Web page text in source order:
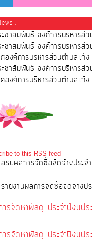
:
ะชาสัมพันธ์ องค์การบริหารส่ว
ะชาสัมพันธ์ องค์การบริหารส่ว
ศองค์การบริหารส่วนตำบล
ะชาสัมพันธ์ องค์การบริหารส่ว
ศองค์การบริหารส่วนตำบล
to this RSS feed
สรุปผลการจัดซื้อจัดจ้างประ
รายงานผลการจัดซื้อจัดจ้าง
ารจัดหาพัสดุ ประจำปีงบ
ารจัดหาพัสดุ ประจำปีงบ